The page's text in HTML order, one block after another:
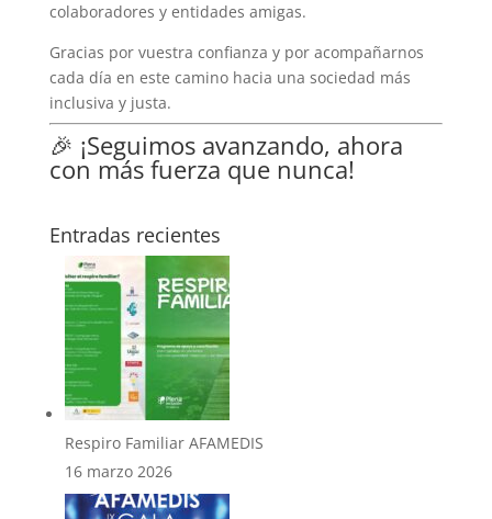
colaboradores y entidades amigas.
Gracias por vuestra confianza y por acompañarnos
cada día en este camino hacia una sociedad más
inclusiva y justa.
🎉 ¡Seguimos avanzando, ahora
con más fuerza que nunca!
Entradas recientes
Respiro Familiar AFAMEDIS
16 marzo 2026